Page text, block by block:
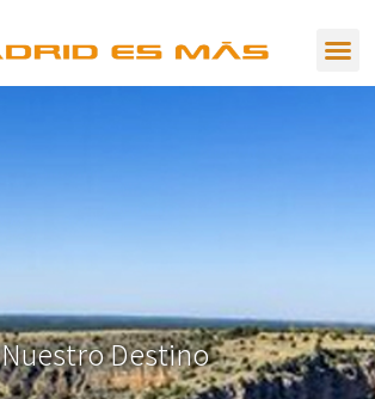
NuestroDestino